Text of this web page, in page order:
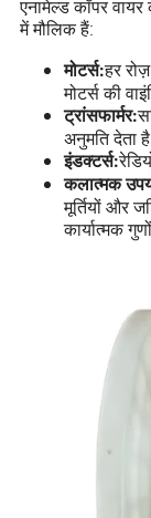
एनामेल्ड कॉपर
में मौलिक हैं:
मोटर्स:हर
मोटर्स की
ट्रांसफार्मर:
अनुमति देता
इंडक्टर्स:
कलात्मक
मूर्तियों और
कार्यात्मक